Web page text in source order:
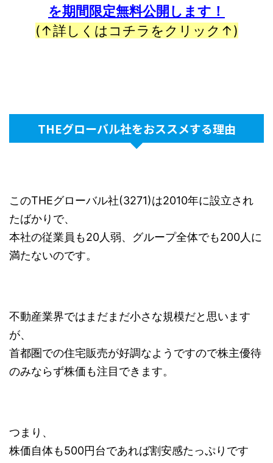
を期間限定無料公開します！
(↑詳しくはコチラをクリック↑)
THEグローバル社をおススメする理由
このTHEグローバル社(3271)は2010年に設立され
たばかりで、
本社の従業員も20人弱、グループ全体でも200人に
満たないのです。
不動産業界ではまだまだ小さな規模だと思います
が、
首都圏での住宅販売が好調なようですので株主優待
のみならず株価も注目できます。
つまり、
株価自体も500円台であれば割安感たっぷりです